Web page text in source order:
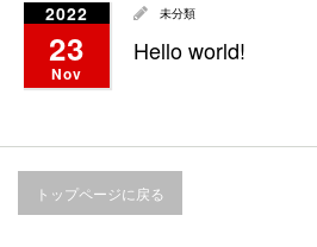
2022
23
Nov
未分類
Hello world!
トップページに戻る